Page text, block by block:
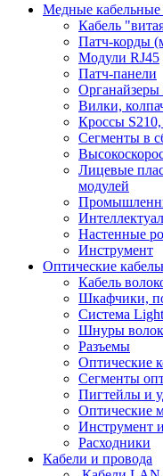
Медные кабельные
Кабель
Патч-корды
Модули RJ45
Патч-панели
Органайзеры
Вилки,
Кроссы S210,
Сегменты в
Лицевые
модулей
Настенные
Инструмент
Оптические
Кабель
Шкафчики,
Система
Шнуры
Разъемы
Оптические
Сегменты
Пигтейлы и
Оптические
Инструмент
Расходники
Кабели и провода